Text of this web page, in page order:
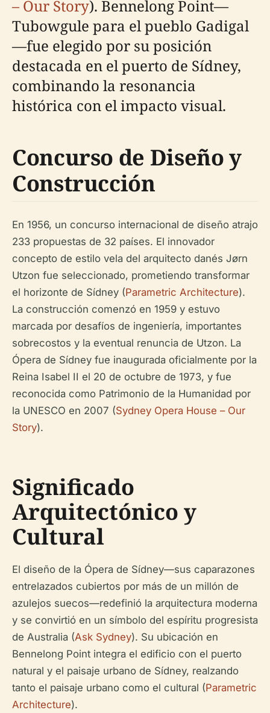
– Our Story). Bennelong Point—
Tubowgule para el pueblo Gadigal
—fue elegido por su posición
destacada en el puerto de Sídney,
combinando la resonancia
histórica con el impacto visual.
Concurso de Diseño y
Construcción
En 1956, un concurso internacional de diseño atrajo
233 propuestas de 32 países. El innovador
concepto de estilo vela del arquitecto danés Jørn
Utzon fue seleccionado, prometiendo transformar
el horizonte de Sídney (Parametric Architecture).
La construcción comenzó en 1959 y estuvo
marcada por desafíos de ingeniería, importantes
sobrecostos y la eventual renuncia de Utzon. La
Ópera de Sídney fue inaugurada oficialmente por la
Reina Isabel II el 20 de octubre de 1973, y fue
reconocida como Patrimonio de la Humanidad por
la UNESCO en 2007 (Sydney Opera House – Our
Story).
Significado
Arquitectónico y
Cultural
El diseño de la Ópera de Sídney—sus caparazones
entrelazados cubiertos por más de un millón de
azulejos suecos—redefinió la arquitectura moderna
y se convirtió en un símbolo del espíritu progresista
de Australia (Ask Sydney). Su ubicación en
Bennelong Point integra el edificio con el puerto
natural y el paisaje urbano de Sídney, realzando
tanto el paisaje urbano como el cultural (Parametric
Architecture).